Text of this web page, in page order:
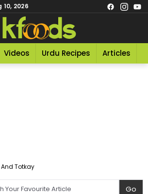
2026
Videos Urdu Recipes Articles
Totkay